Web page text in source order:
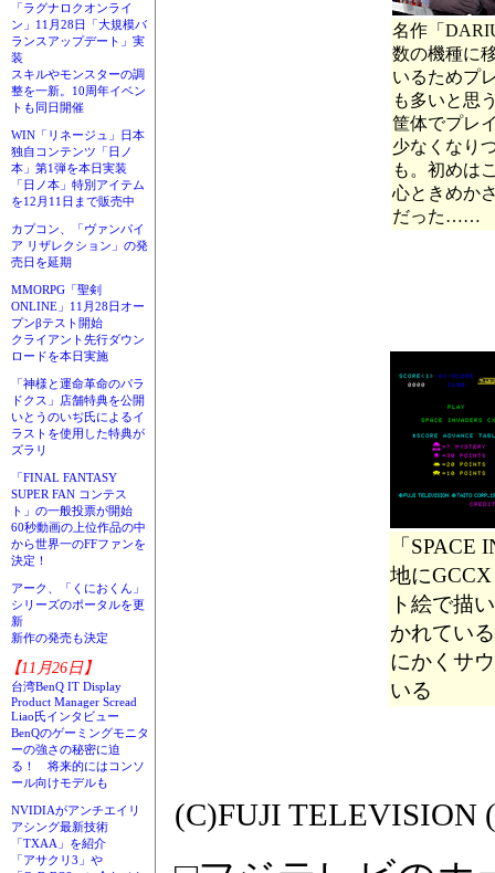
「ラグナロクオンライ
ン」11月28日「大規模バ
ランスアップデート」実
装
スキルやモンスターの調
整を一新。10周年イベン
トも同日開催
WIN「リネージュ」日本
独自コンテンツ「日ノ
本」第1弾を本日実装
「日ノ本」特別アイテム
を12月11日まで販売中
カプコン、「ヴァンパイ
ア リザレクション」の発
売日を延期
MMORPG「聖剣
ONLINE」11月28日オー
プンβテスト開始
クライアント先行ダウン
ロードを本日実施
「神様と運命革命のパラ
ドクス」店舗特典を公開
いとうのいぢ氏によるイ
ラストを使用した特典が
ズラリ
「FINAL FANTASY
SUPER FAN コンテス
ト」の一般投票が開始
60秒動画の上位作品の中
から世界一のFFファンを
決定！
アーク、「くにおくん」
シリーズのポータルを更
新
新作の発売も決定
【11月26日】
台湾BenQ IT Display
Product Manager Scread
Liao氏インタビュー
BenQのゲーミングモニタ
ーの強さの秘密に迫
る！ 将来的にはコンソ
ール向けモデルも
NVIDIAがアンチエイリ
アシング最新技術
「TXAA」を紹介
「アサクリ3」や
名作「
数の機種に
いるためプ
も多いと思
筐体でプレ
少なくなり
も。初めは
心ときめか
だった……
「
地に
ト絵で描
かれてい
にかくサ
いる
(C)FUJI TELEVISION